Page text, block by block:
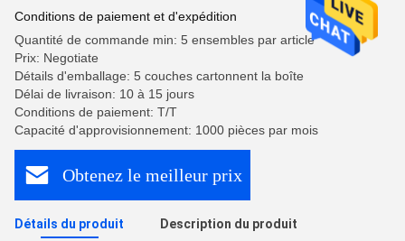
Conditions de paiement et d'expédition
Quantité de commande min: 5 ensembles par article
Prix: Negotiate
Détails d'emballage: 5 couches cartonnent la boîte
Délai de livraison: 10 à 15 jours
Conditions de paiement: T/T
Capacité d'approvisionnement: 1000 pièces par mois
Obtenez le meilleur prix
Détails du produit Description du produit